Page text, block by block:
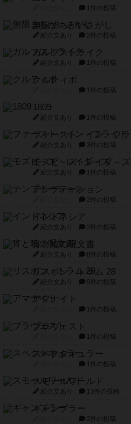
1件の投稿
無限まちがいさがし
紹介文あり 2件の投稿
ガルフストライク
紹介文あり 1件の投稿
クルティボ
1件の投稿
1809
紹介文あり 1件の投稿
ファースト・イン・フラ
紹介文あり 3件の投稿
モズビ－ズ・レイダ－ズ
紹介文あり 1件の投稿
テンプテーション
2件の投稿
インドネシア
紹介文あり 2件の投稿
宵と暁の呪文書
紹介文あり 8件の投稿
リスボン・トラム 28
紹介文あり 9件の投稿
アマナイト
1件の投稿
ブラヴェスト
1件の投稿
スペクタキュラー
1件の投稿
スモールワールド
紹介文あり 13件の投稿
ギャンブラー
2件の投稿